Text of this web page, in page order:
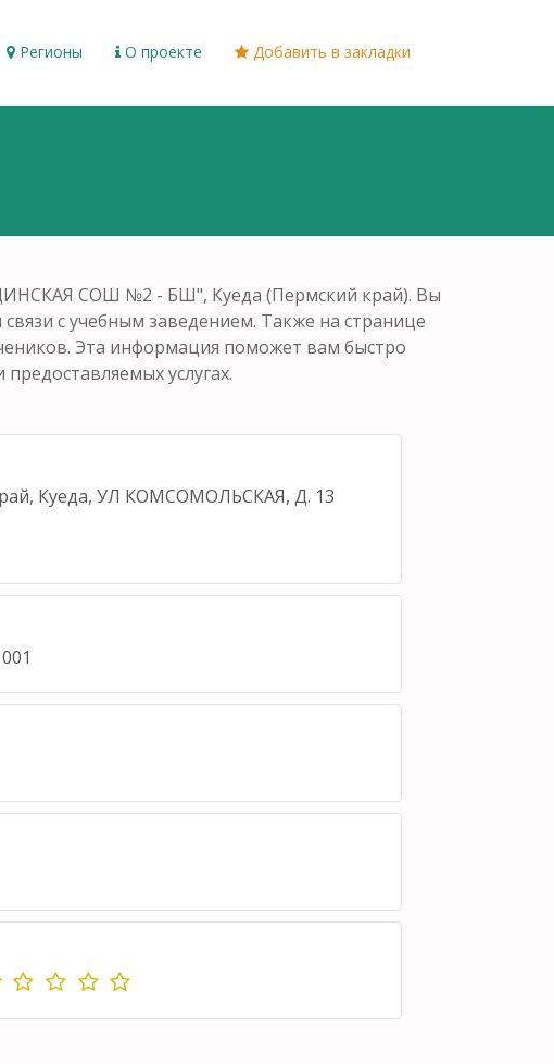
Регионы О проекте Добавить в закладки
СОШ №2 - БШ", Куеда (Пермский край). Вы
с учебным заведением. Также на странице
Эта информация поможет вам быстро
услугах.
Куеда, УЛ КОМСОМОЛЬСКАЯ, Д. 13